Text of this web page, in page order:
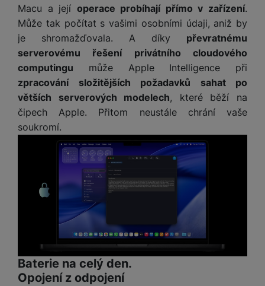
s
n
i
c
o
a
bí
je
ní
m
k
a
m
e
r
y
Macu a její operace probíhají přímo v zařízení.
Může tak počítat s vašimi osobními údaji, aniž by
je shromažďovala. A díky převratnému
serverovému řešení privátního cloudového
computingu může Apple Intelligence při
zpracování složitějších požadavků sahat po
větších serverových modelech, které běží na
čipech Apple. Přitom neustále chrání vaše
soukromí.
Baterie na celý den.
Opojení z odpojení